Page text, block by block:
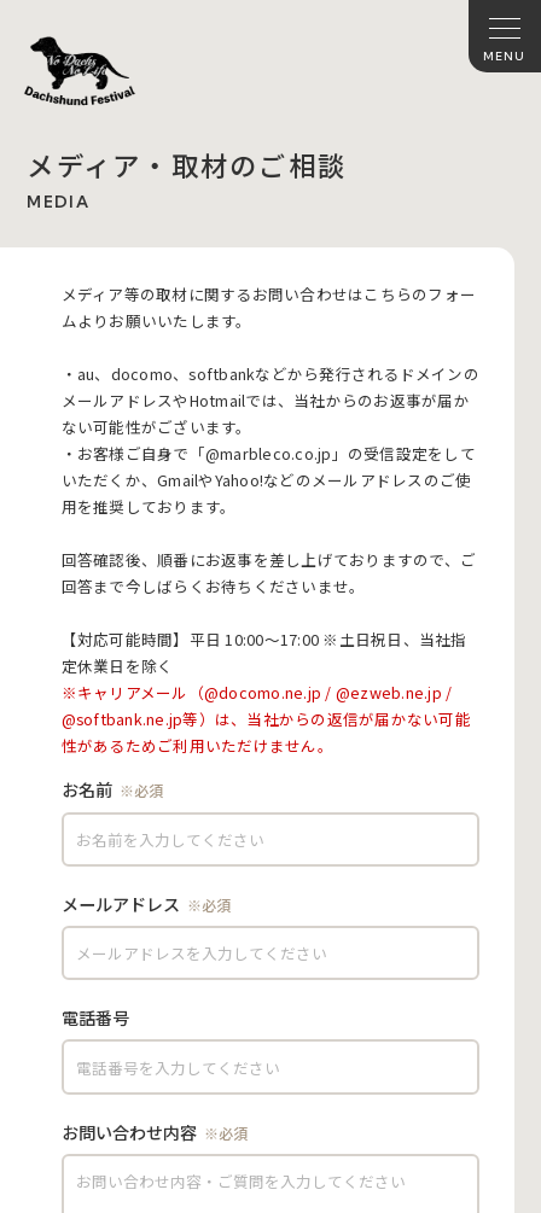
メディア・取材のご相談
MEDIA
メディア等の取材に関するお問い合わせはこちらのフォー
ムよりお願いいたします。
・au、docomo、softbankなどから発行されるドメインの
メールアドレスやHotmailでは、当社からのお返事が届か
ない可能性がございます。
・お客様ご自身で「@marbleco.co.jp」の受信設定をして
いただくか、GmailやYahoo!などのメールアドレスのご使
用を推奨しております。
回答確認後、順番にお返事を差し上げておりますので、ご
回答まで今しばらくお待ちくださいませ。
【対応可能時間】平日 10:00〜17:00 ※土日祝日、当社指
定休業日を除く
お名前
メールアドレス
電話番号
お問い合わせ内容